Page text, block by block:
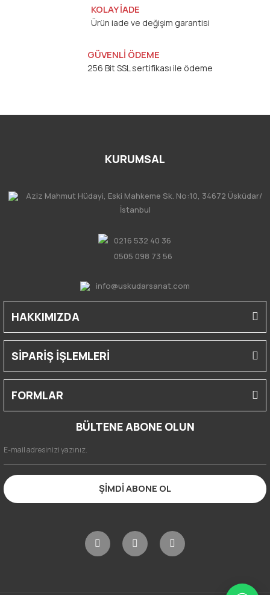
KOLAY İADE
Ürün iade ve değişim garantisi
GÜVENLİ ÖDEME
256 Bit SSL sertifikası ile ödeme
KURUMSAL
Aziz Mahmut Hüdayi, Eski Mahkeme Sk. No:10, 34672 Üsküdar/
İstanbul
0216 532 40 36
0505 098 73 56
info@uskudarsanat.com
HAKKIMIZDA
SİPARİŞ İŞLEMLERİ
FORMLAR
BÜLTENE ABONE OLUN
ŞİMDİ ABONE OL